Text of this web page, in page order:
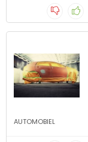
AUTOMOBIEL